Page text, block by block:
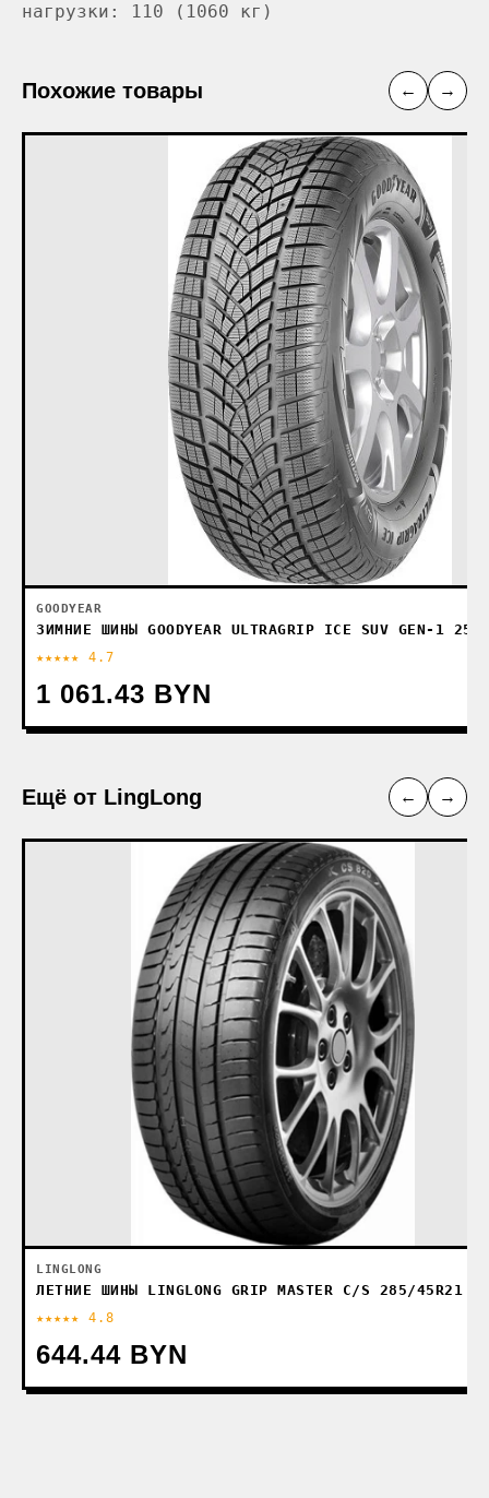
нагрузки: 110 (1060 кг)
Похожие товары ← →
GOODYEAR
ЗИМНИЕ ШИНЫ GOODYEAR ULTRAGRIP ICE SUV GEN-1
★★★★★ 4.7
1 061.43 BYN
Ещё от LingLong ← →
LINGLONG
ЛЕТНИЕ ШИНЫ LINGLONG GRIP MASTER C/S 285/45R21
★★★★★ 4.8
644.44 BYN